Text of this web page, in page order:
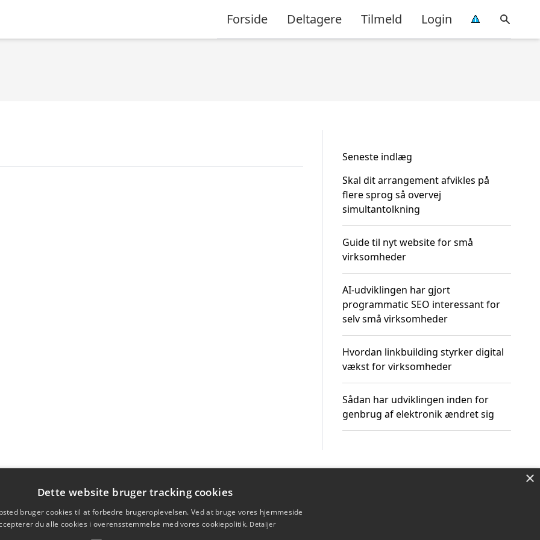
Forside Deltagere Tilmeld Login
Seneste indlæg
Skal dit arrangement afvikles på
flere sprog så overvej
simultantolkning
Guide til nyt website for små
virksomheder
AI-udviklingen har gjort
programmatic SEO interessant for
selv små virksomheder
Hvordan linkbuilding styrker digital
vækst for virksomheder
Sådan har udviklingen inden for
genbrug af elektronik ændret sig
×
Dette website bruger tracking cookies
bruger cookies til at forbedre brugeroplevelsen. Ved at bruge vores hjemmeside
du alle cookies i overensstemmelse med vores cookiepolitik. Detaljer